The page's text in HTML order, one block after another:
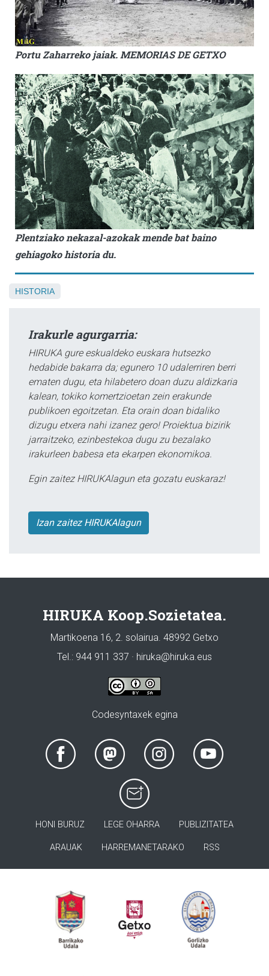
Portu Zaharreko jaiak. MEMORIAS DE GETXO
Plentziako nekazal-azokak mende bat baino
gehiagoko historia du.
HISTORIA
Irakurle agurgarria:
HIRUKA gure eskualdeko euskara hutsezko
hedabide bakarra da; egunero 10 udalerriren berri
ematen dugu, eta hilabetero doan duzu aldizkaria
kalean, tokiko komertzioetan zein erakunde
publikoen egoitzetan. Eta orain doan bidaliko
dizugu etxera nahi izanez gero! Proiektua bizirik
jarraitzeko, ezinbestekoa dugu zu bezalako
irakurleen babesa eta ekarpen ekonomikoa.
Egin zaitez HIRUKAlagun eta gozatu euskaraz!
Izan zaitez HIRUKAlagun
HIRUKA Koop.Sozietatea.
Martikoena 16, 2. solairua. 48992 Getxo
Tel.: 944 911 337 · hiruka@hiruka.eus
Codesyntaxek egina
HONI BURUZ LEGE OHARRA PUBLIZITATEA
ARAUAK HARREMANETARAKO RSS